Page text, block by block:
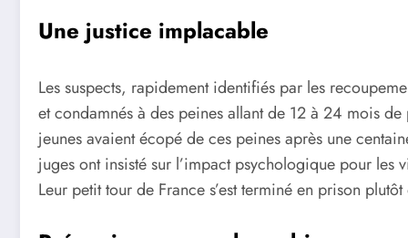
Une justice implacable
Les suspects, rapidement identifiés par les
et condamnés à des peines allant de 12 à 24 mois
jeunes avaient écopé de ces peines après une
juges ont insisté sur l’impact psychologique pour
Leur petit tour de France s’est terminé en prison